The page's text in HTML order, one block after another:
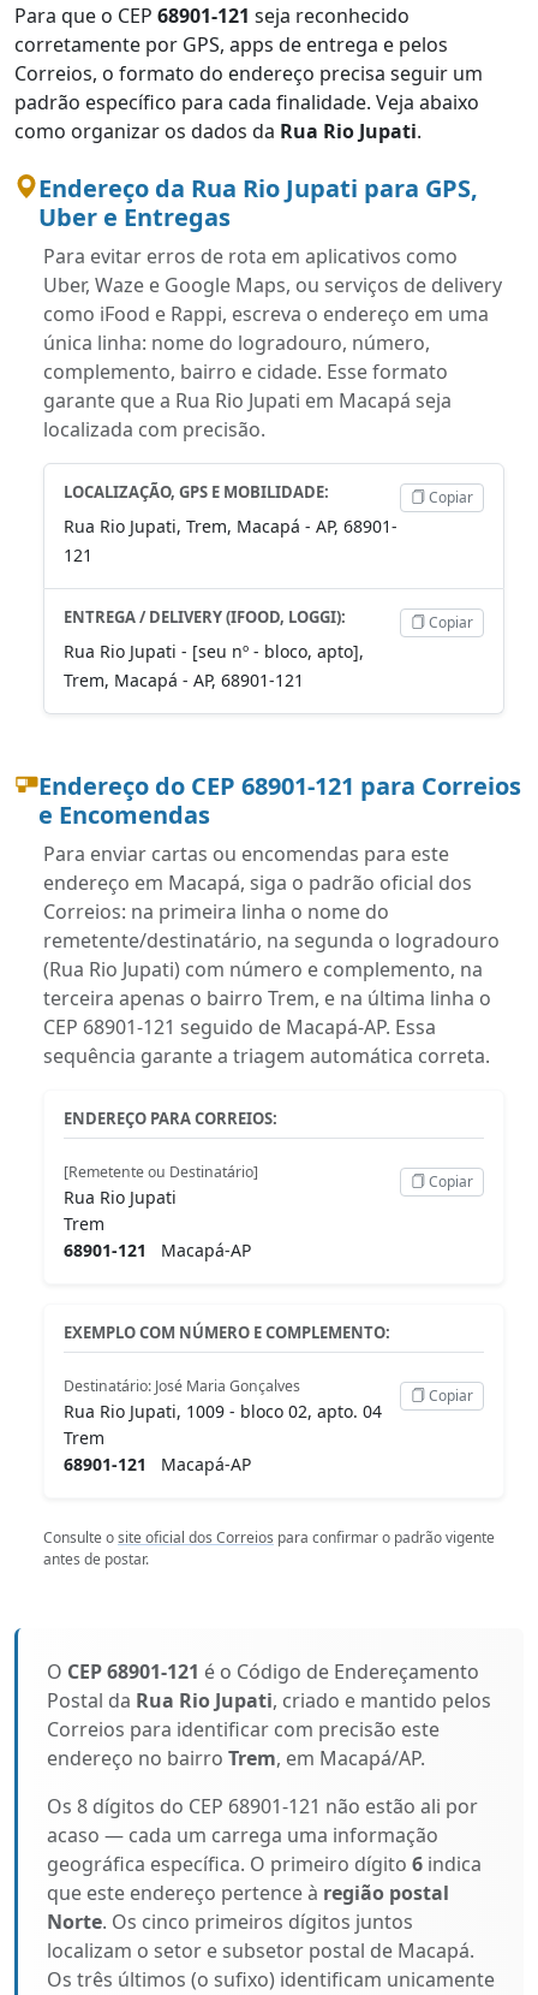
Para que o CEP 68901-121 seja reconhecido
corretamente por GPS, apps de entrega e pelos
Correios, o formato do endereço precisa seguir um
padrão específico para cada finalidade. Veja abaixo
como organizar os dados da Rua Rio Jupati.
Endereço da Rua Rio Jupati para GPS,
Uber e Entregas
Para evitar erros de rota em aplicativos como
Uber, Waze e Google Maps, ou serviços de delivery
como iFood e Rappi, escreva o endereço em uma
única linha: nome do logradouro, número,
complemento, bairro e cidade. Esse formato
garante que a Rua Rio Jupati em Macapá seja
localizada com precisão.
LOCALIZAÇÃO, GPS E MOBILIDADE:
Rua Rio Jupati, Trem, Macapá - AP, 68901-
121
Copiar
ENTREGA / DELIVERY (IFOOD, LOGGI):
Rua Rio Jupati - [seu nº - bloco, apto],
Trem, Macapá - AP, 68901-121
Copiar
Endereço do CEP 68901-121 para Correios
e Encomendas
Para enviar cartas ou encomendas para este
endereço em Macapá, siga o padrão oficial dos
Correios: na primeira linha o nome do
remetente/destinatário, na segunda o logradouro
(Rua Rio Jupati) com número e complemento, na
terceira apenas o bairro Trem, e na última linha o
CEP 68901-121 seguido de Macapá-AP. Essa
sequência garante a triagem automática correta.
ENDEREÇO PARA CORREIOS:
[Remetente ou Destinatário]
Rua Rio Jupati
Trem
68901-121
Macapá-AP
Copiar
EXEMPLO COM NÚMERO E COMPLEMENTO:
Destinatário: José Maria Gonçalves
Rua Rio Jupati, 1009 - bloco 02, apto. 04
Trem
68901-121
Macapá-AP
Copiar
Consulte osite oficial dos Correios para confirmar o padrão vigente
antes de postar.
O CEP 68901-121 é o Código de Endereçamento
Postal da Rua Rio Jupati, criado e mantido pelos
Correios para identificar com precisão este
endereço no bairro Trem, em Macapá/AP.
Os 8 dígitos do CEP 68901-121 não estão ali por
acaso — cada um carrega uma informação
geográfica específica. O primeiro dígito 6 indica
que este endereço pertence à região postal
Norte. Os cinco primeiros dígitos juntos
localizam o setor e subsetor postal de Macapá.
Os três últimos (o sufixo) identificam unicamente